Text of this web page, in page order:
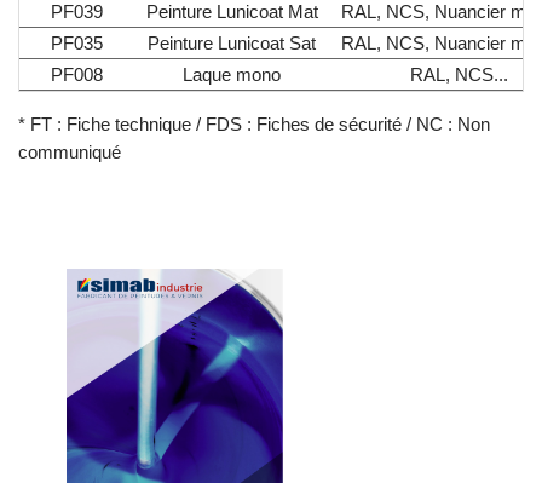
PF039 Peinture Lunicoat Mat
RAL, NCS, Nuancier
PF035
Peinture Lunicoat Sat
RAL, NCS, Nuancier
PF008
Laque mono RAL, NCS...
* FT : Fiche technique / FDS : Fiches de sécurité / NC : Non
communiqué